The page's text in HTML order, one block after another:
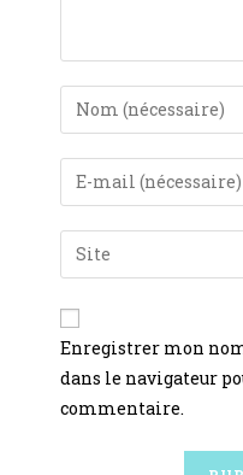
Enregistrer mon
dans le navigateur
commentaire.